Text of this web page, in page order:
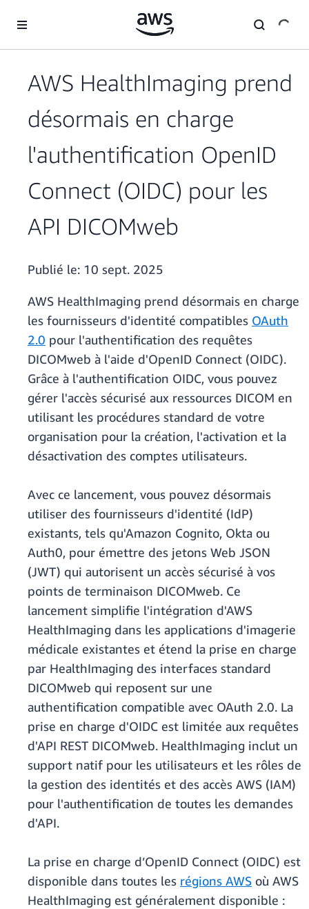
AWS HealthImaging prend
désormais en charge
l'authentification OpenID
Connect (OIDC) pour les
API DICOMweb
Publié le: 10 sept. 2025
AWS HealthImaging prend désormais en charge
les fournisseurs d'identité compatibles OAuth
2.0 pour l'authentification des requêtes
DICOMweb à l'aide d'OpenID Connect (OIDC).
Grâce à l'authentification OIDC, vous pouvez
gérer l'accès sécurisé aux ressources DICOM en
utilisant les procédures standard de votre
organisation pour la création, l'activation et la
désactivation des comptes utilisateurs.
Avec ce lancement, vous pouvez désormais
utiliser des fournisseurs d'identité (IdP)
existants, tels qu'Amazon Cognito, Okta ou
Auth0, pour émettre des jetons Web JSON
(JWT) qui autorisent un accès sécurisé à vos
points de terminaison DICOMweb. Ce
lancement simplifie l'intégration d'AWS
HealthImaging dans les applications d'imagerie
médicale existantes et étend la prise en charge
par HealthImaging des interfaces standard
DICOMweb qui reposent sur une
authentification compatible avec OAuth 2.0. La
prise en charge d'OIDC est limitée aux requêtes
d'API REST DICOMweb. HealthImaging inclut un
support natif pour les utilisateurs et les rôles de
la gestion des identités et des accès AWS (IAM)
pour l'authentification de toutes les demandes
d'API.
La prise en charge d’OpenID Connect (OIDC) est
disponible dans toutes les régions AWS où AWS
HealthImaging est généralement disponible :